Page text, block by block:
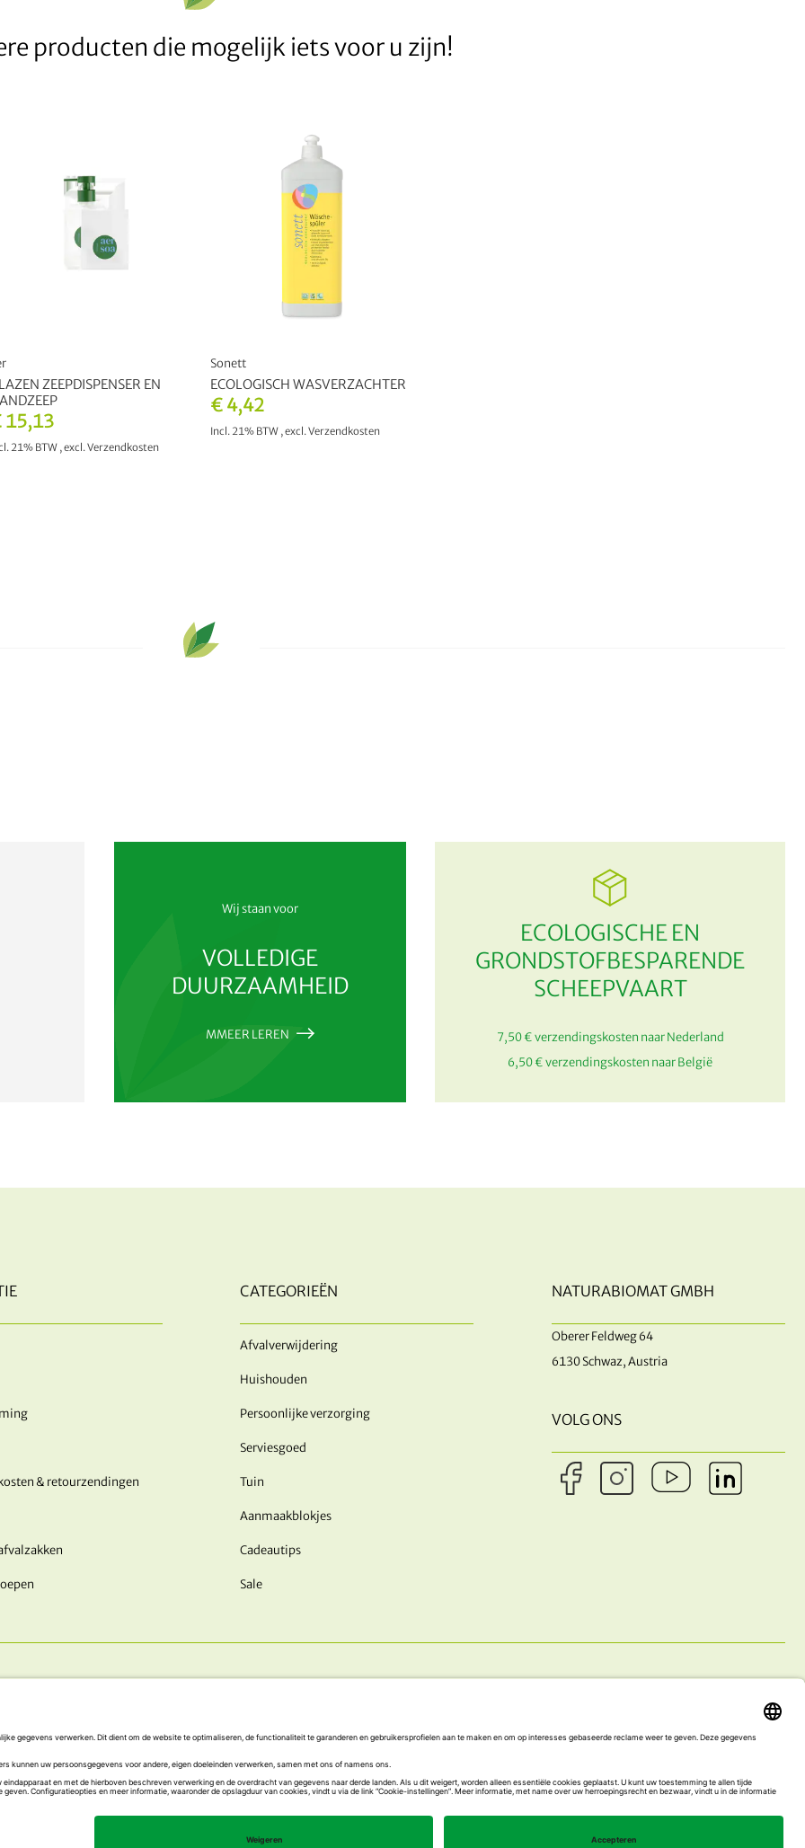
producten die mogelijk iets voor u zijn!
15,13
21% BTW ,excl.Verzendkosten
ZEEPDISPENSER EN
€ 4,42
Incl. 21% BTW ,excl.Verzendkosten
Sonett
ECOLOGISCH WASVERZACHTER
Wij staan voor
VOLLEDIGE
DUURZAAMHEID
MMEER LEREN
ECOLOGISCHE EN
GRONDSTOFBESPARENDE
SCHEEPVAART
7,50 € verzendingskosten naar Nederland
6,50 € verzendingskosten naar België
& retourzendingen
CATEGORIEËN
Afvalverwijdering
Huishouden
Persoonlijke verzorging
Serviesgoed
Tuin
Aanmaakblokjes
Cadeautips
Sale
NATURABIOMAT GMBH
Oberer Feldweg 64
6130 Schwaz, Austria
VOLG ONS
ONZE BETALINGSMETHODEN